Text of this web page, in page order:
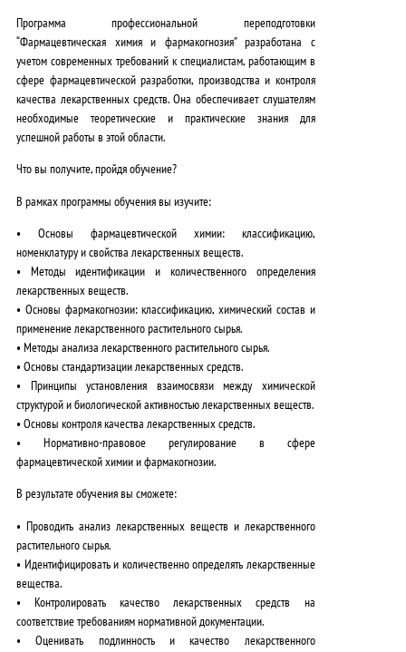
Программа профессиональной переподготовки
“Фармацевтическая химия и фармакогнозия” разработана с
учетом современных требований к специалистам, работающим в
сфере фармацевтической разработки, производства и контроля
качества лекарственных средств. Она обеспечивает слушателям
необходимые теоретические и практические знания для
успешной работы в этой области.
Что вы получите, пройдя обучение?
В рамках программы обучения вы изучите:
• Основы фармацевтической химии: классификацию,
номенклатуру и свойства лекарственных веществ.
• Методы идентификации и количественного определения
лекарственных веществ.
• Основы фармакогнозии: классификацию, химический состав и
применение лекарственного растительного сырья.
• Методы анализа лекарственного растительного сырья.
• Основы стандартизации лекарственных средств.
• Принципы установления взаимосвязи между химической
структурой и биологической активностью лекарственных веществ.
• Основы контроля качества лекарственных средств.
• Нормативно-правовое регулирование в сфере
фармацевтической химии и фармакогнозии.
В результате обучения вы сможете:
• Проводить анализ лекарственных веществ и лекарственного
растительного сырья.
• Идентифицировать и количественно определять лекарственные
вещества.
• Контролировать качество лекарственных средств на
соответствие требованиям нормативной документации.
• Оценивать подлинность и качество лекарственного